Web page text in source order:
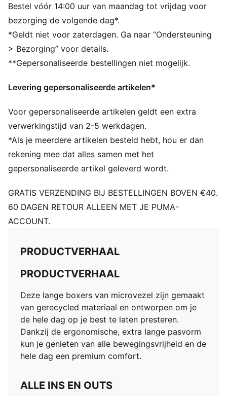
Ademend materiaal voor ventilatie
Gemaakt met gerecyclede materialen
DETAILS
Beheerst geurtjes
Vochtregulerend
Ademende stof voor ventilatie
ALLE INS EN OUTS
Vochtbeheersing
Ademend materiaal voor ventilatie
Gemaakt met gerecyclede materialen
DETAILS
Beheerst geurtjes
Vochtregulerend
Sportondergoed voor heren
Bestel vóór 14:00 uur van maandag tot vrijdag voor
bezorging de volgende dag*.
*Geldt niet voor zaterdagen. Ga naar “Ondersteuning
> Bezorging” voor details.
**Gepersonaliseerde bestellingen niet mogelijk.
Levering gepersonaliseerde artikelen*
Voor gepersonaliseerde artikelen geldt een extra
verwerkingstijd van 2-5 werkdagen.
*Als je meerdere artikelen besteld hebt, hou er dan
rekening mee dat alles samen met het
gepersonaliseerde artikel geleverd wordt.
GRATIS VERZENDING BIJ BESTELLINGEN BOVEN €40.
60 DAGEN RETOUR ALLEEN MET JE PUMA-
ACCOUNT.
PRODUCTVERHAAL
PRODUCTVERHAAL
Deze lange boxers van microvezel zijn gemaakt
van gerecycled materiaal en ontworpen om je
de hele dag op je best te laten presteren.
Dankzij de ergonomische, extra lange pasvorm
kun je genieten van alle bewegingsvrijheid en de
hele dag een premium comfort.
ALLE INS EN OUTS